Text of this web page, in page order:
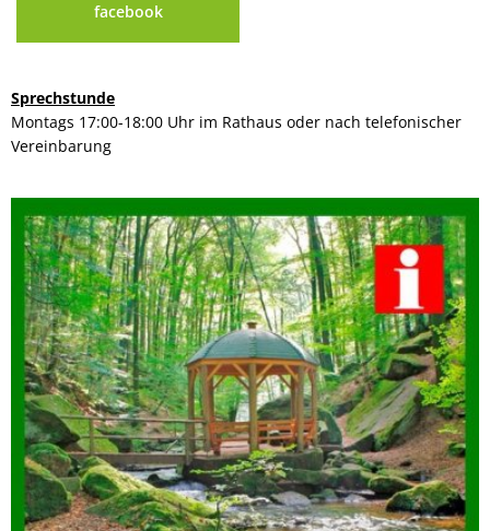
facebook
Sprechstunde
Montags 17:00-18:00 Uhr im Rathaus oder nach telefonischer
Vereinbarung